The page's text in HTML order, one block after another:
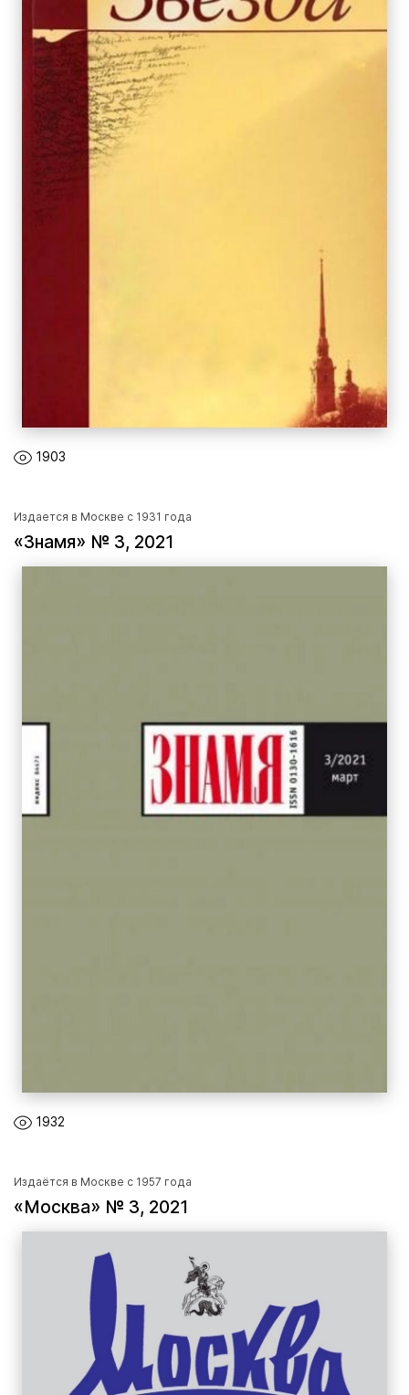
1903
Издается в Москве с 1931 года
«Знамя» № 3, 2021
1932
Издаётся в Москве с 1957 года
«Москва» № 3, 2021